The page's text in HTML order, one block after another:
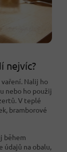
nejvíc?
Nalij ho
nebo ho použij
V teplé
bramborové
během
údajů na obalu,